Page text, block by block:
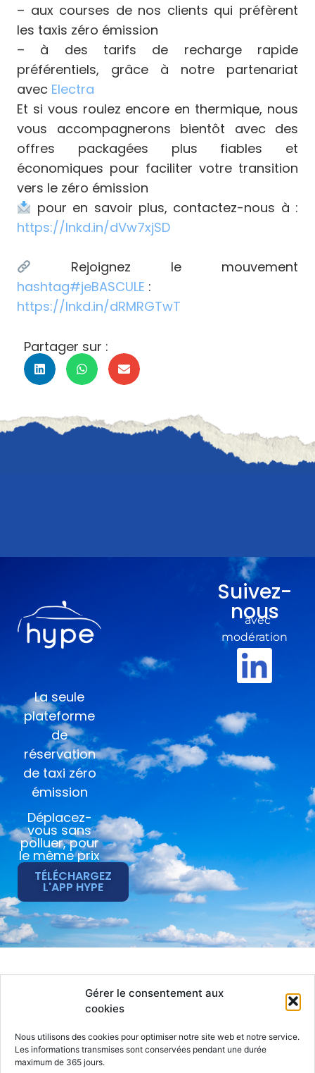
Gérer le consentement aux
cookies
Nous utilisons des cookies pour optimiser notre site web et notre service.
Les informations transmises sont conservées pendant une durée
maximum de 365 jours.
– aux courses de nos clients qui préfèrent
les taxis zéro émission
– à des tarifs de recharge rapide
préférentiels, grâce à notre partenariat
avec Electra
Et si vous roulez encore en thermique, nous
vous accompagnerons bientôt avec des
offres packagées plus fiables et
économiques pour faciliter votre transition
vers le zéro émission
pour en savoir plus, contactez-nous à :
https://lnkd.in/dVw7xjSD
Rejoignez le mouvement
hashtag#jeBASCULE :
https://lnkd.in/dRMRGTwT
Partager sur :
La seule
plateforme
de
réservation
de taxi zéro
émission
Déplacez-
vous sans
polluer, pour
le même prix
TÉLÉCHARGEZ
L'APP HYPE
Suivez-
nous
avec
modération
Actualités
Particulier
Chauffeur
Compte
CGS
RGPD